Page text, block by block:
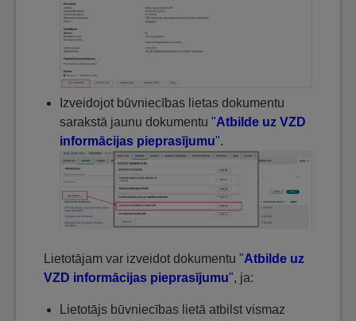
Izveidojot būvniecības lietas dokumentu
sarakstā jaunu dokumentu "Atbilde uz VZD
informācijas pieprasījumu".
Lietotājam var izveidot dokumentu "Atbilde uz
VZD informācijas pieprasījumu", ja:
Lietotājs būvniecības lietā atbilst vismaz